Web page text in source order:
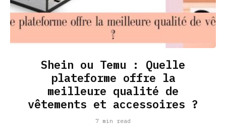
Shein ou Temu : Quelle
plateforme offre la
meilleure qualité de
vêtements et accessoires ?
7 min read